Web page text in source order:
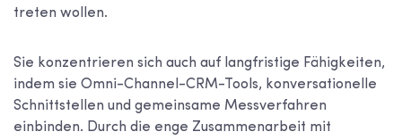
treten wollen.
Sie konzentrieren sich auch auf langfristige Fähigkeiten,
indem sie Omni-Channel-CRM-Tools, konversationelle
Schnittstellen und gemeinsame Messverfahren
einbinden. Durch die enge Zusammenarbeit mit